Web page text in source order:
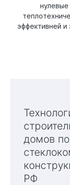
эффективней и
Технология 4. Технология
домов
РФ